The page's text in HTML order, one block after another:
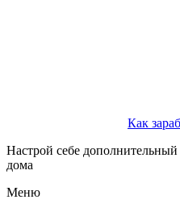
Как
Настрой себе
дома
Меню